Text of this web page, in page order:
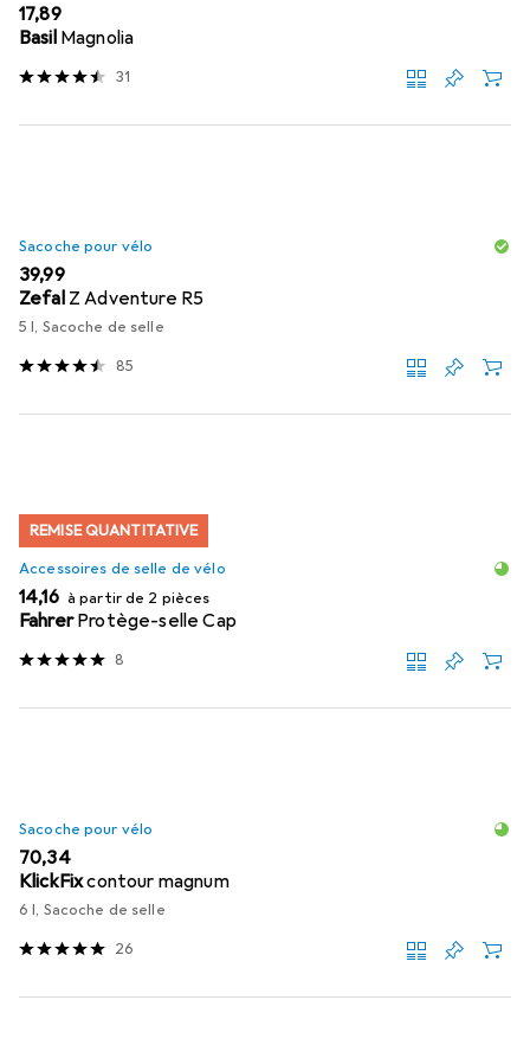
EUR
17,89
Basil Magnolia
31
Sacoche pour vélo
EUR
39,99
Zefal Z Adventure R5
5 l, Sacoche de selle
85
REMISE QUANTITATIVE
Accessoires de selle de vélo
EUR
14,16 à partir de 2 pièces
Fahrer Protège-selle Cap
8
Sacoche pour vélo
EUR
70,34
KlickFixcontour magnum
6 l, Sacoche de selle
26